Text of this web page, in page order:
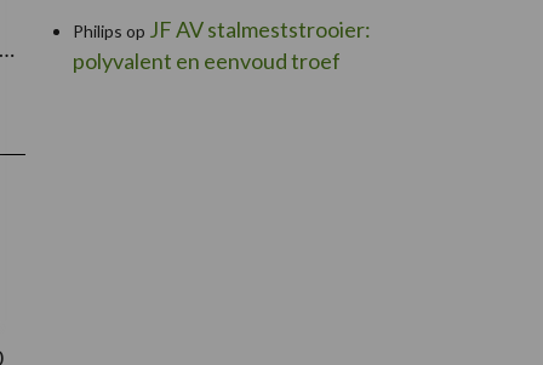
Philips op JF AV stalmeststrooier:
polyvalent en eenvoud troef